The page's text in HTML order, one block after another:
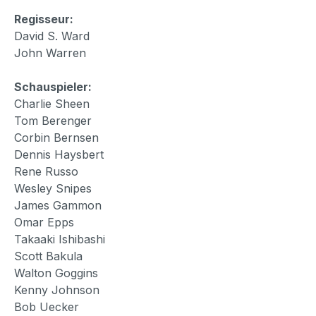
Regisseur:
David S. Ward
John Warren
Schauspieler:
Charlie Sheen
Tom Berenger
Corbin Bernsen
Dennis Haysbert
Rene Russo
Wesley Snipes
James Gammon
Omar Epps
Takaaki Ishibashi
Scott Bakula
Walton Goggins
Kenny Johnson
Bob Uecker